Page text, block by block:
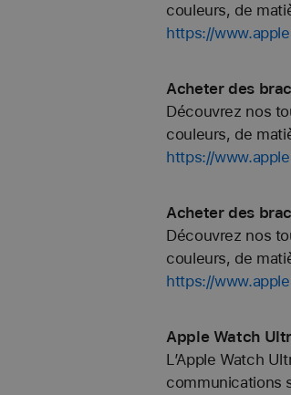
couleurs, de
https://
Acheter des
Découvrez nos
couleurs, de
https://
Acheter des
Découvrez nos
couleurs, de
https://
Apple Watch
L’Apple Watch
communications